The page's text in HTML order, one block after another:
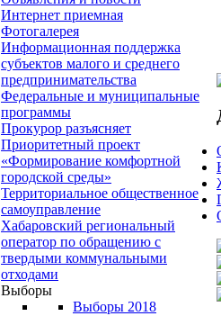
Интернет приемная
Фотогалерея
Информационная поддержка
субъектов малого и среднего
предпринимательства
Федеральные и муниципальные
программы
Прокурор разъясняет
Приоритетный проект
«Формирование комфортной
городской среды»
Территориальное общественное
самоуправление
Хабаровский региональный
оператор по обращению с
твердыми коммунальными
отходами
Выборы
Выборы 2018